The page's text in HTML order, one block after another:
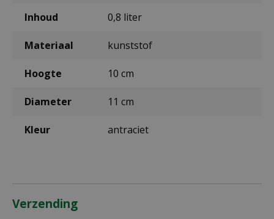
Inhoud 0,8 liter
Materiaal kunststof
Hoogte 10 cm
Diameter 11 cm
Kleur antraciet
Verzending